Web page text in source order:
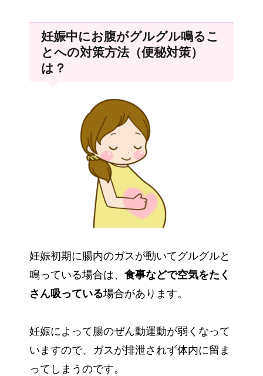
妊娠中にお腹がグルグル鳴るこ
とへの対策方法（便秘対策）
は？
妊娠初期に腸内のガスが動いてグルグルと
鳴っている場合は、 食事などで空気をたく
さん吸っている場合があります。
妊娠によって腸のぜん動運動が弱くなって
いますので、ガスが排泄されず体内に留ま
ってしまうのです。